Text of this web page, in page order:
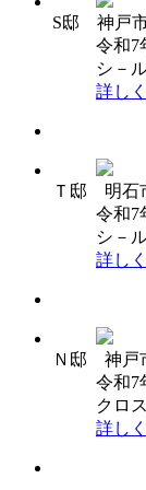
S邸 神戸
令和7
シ－
詳し
Ｔ邸 明石
令和7
シ－
詳し
Ｎ邸 神戸
令和7
クロ
詳し